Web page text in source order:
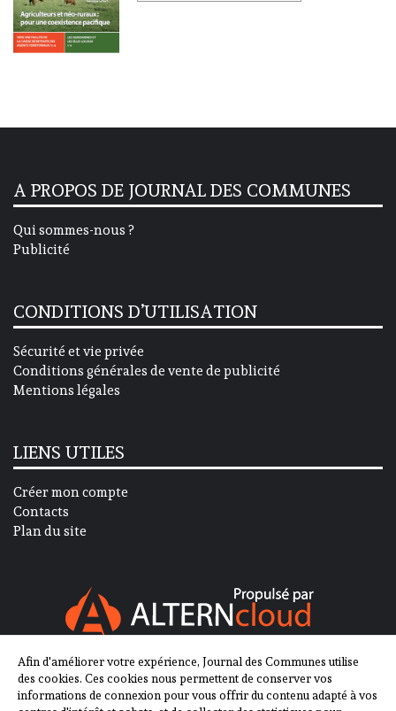
A PROPOS DE JOURNAL DES COMMUNES
Qui sommes-nous ?
Publicité
CONDITIONS D’UTILISATION
Sécurité et vie privée
Conditions générales de vente de publicité
Mentions légales
LIENS UTILES
Créer mon compte
Contacts
Plan du site
SUIVEZ-NOUS SUR
Afin d'améliorer votre expérience, Journal des Communes utilise
des cookies. Ces cookies nous permettent de conserver vos
informations de connexion pour vous offrir du contenu adapté à vos